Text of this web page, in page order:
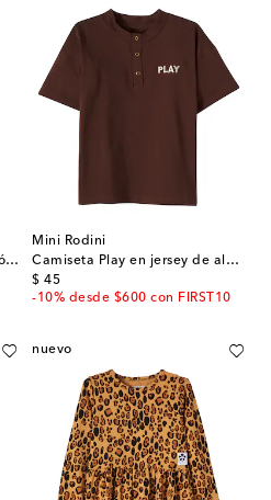
Balaclava de punto de algodón a cuadros
Mini Rodini
Camiseta Play en jersey de algodón bordada
$ 45
original price
-10% desde $600 con FIRST10
nuevo